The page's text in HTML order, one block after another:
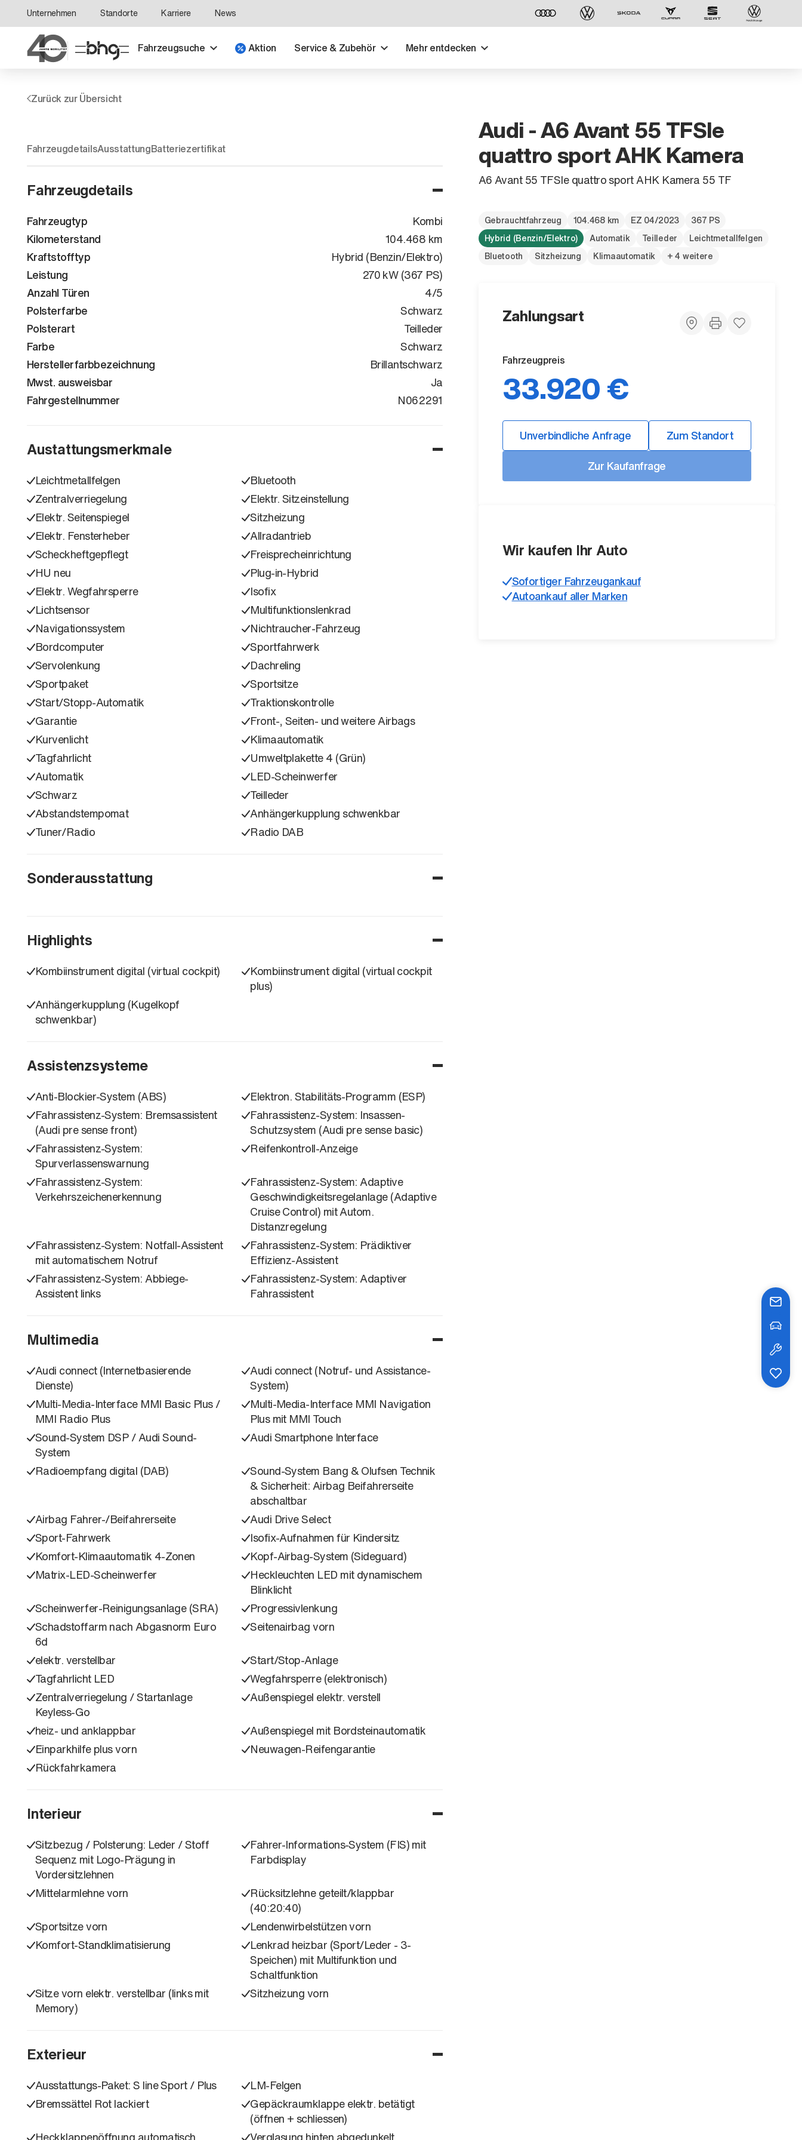
Unternehmen Standorte Karriere News
Fahrzeugsuche Aktion Service & Zubehör Mehr entdecken
Der ID. Polo Day
Am 5. September
Zurück zur Übersicht
FahrzeugdetailsAusstattungBatteriezertifikat
Fahrzeugdetails
Fahrzeugtyp
Kombi
Kilometerstand
104.468 km
Kraftstofftyp
Hybrid (Benzin/Elektro)
Leistung
270 kW (367 PS)
Anzahl Türen
4/5
Polsterfarbe
Schwarz
Polsterart
Teilleder
Farbe
Schwarz
Herstellerfarbbezeichnung
Brillantschwarz
Mwst. ausweisbar
Ja
Fahrgestellnummer
N062291
Austattungsmerkmale
Leichtmetallfelgen
Bluetooth
Zentralverriegelung
Elektr. Sitzeinstellung
Elektr. Seitenspiegel
Sitzheizung
Elektr. Fensterheber
Allradantrieb
Scheckheftgepflegt
Freisprecheinrichtung
HU neu
Plug-in-Hybrid
Elektr. Wegfahrsperre
Isofix
Lichtsensor
Multifunktionslenkrad
Navigationssystem
Nichtraucher-Fahrzeug
Bordcomputer
Sportfahrwerk
Servolenkung
Dachreling
Sportpaket
Sportsitze
Start/Stopp-Automatik
Traktionskontrolle
Garantie
Front-, Seiten- und weitere Airbags
Kurvenlicht
Klimaautomatik
Tagfahrlicht
Umweltplakette 4 (Grün)
Automatik
LED-Scheinwerfer
Schwarz
Teilleder
Abstandstempomat
Anhängerkupplung schwenkbar
Tuner/Radio
Radio DAB
Sonderausstattung
Highlights
Kombiinstrument digital (virtual cockpit)
Kombiinstrument digital (virtual cockpit
plus)
Anhängerkupplung (Kugelkopf
schwenkbar)
Assistenzsysteme
Anti-Blockier-System (ABS)
Elektron. Stabilitäts-Programm (ESP)
Fahrassistenz-System: Bremsassistent
(Audi pre sense front)
Fahrassistenz-System: Insassen-
Schutzsystem (Audi pre sense basic)
Fahrassistenz-System:
Spurverlassenswarnung
Reifenkontroll-Anzeige
Fahrassistenz-System:
Verkehrszeichenerkennung
Fahrassistenz-System: Adaptive
Geschwindigkeitsregelanlage (Adaptive
Cruise Control) mit Autom.
Distanzregelung
Fahrassistenz-System: Notfall-Assistent
mit automatischem Notruf
Fahrassistenz-System: Prädiktiver
Effizienz-Assistent
Fahrassistenz-System: Abbiege-
Assistent links
Fahrassistenz-System: Adaptiver
Fahrassistent
Multimedia
Audi connect (Internetbasierende
Dienste)
Audi connect (Notruf- und Assistance-
System)
Multi-Media-Interface MMI Basic Plus /
MMI Radio Plus
Multi-Media-Interface MMI Navigation
Plus mit MMI Touch
Sound-System DSP / Audi Sound-
System
Audi Smartphone Interface
Radioempfang digital (DAB)
Sound-System Bang & Olufsen Technik
& Sicherheit: Airbag Beifahrerseite
abschaltbar
Airbag Fahrer-/Beifahrerseite
Audi Drive Select
Sport-Fahrwerk
Isofix-Aufnahmen für Kindersitz
Komfort-Klimaautomatik 4-Zonen
Kopf-Airbag-System (Sideguard)
Matrix-LED-Scheinwerfer
Heckleuchten LED mit dynamischem
Blinklicht
Scheinwerfer-Reinigungsanlage (SRA)
Progressivlenkung
Schadstoffarm nach Abgasnorm Euro
6d
Seitenairbag vorn
elektr. verstellbar
Start/Stop-Anlage
Tagfahrlicht LED
Wegfahrsperre (elektronisch)
Zentralverriegelung / Startanlage
Keyless-Go
Außenspiegel elektr. verstell
heiz- und anklappbar
Außenspiegel mit Bordsteinautomatik
Einparkhilfe plus vorn
Neuwagen-Reifengarantie
Rückfahrkamera
Interieur
Sitzbezug / Polsterung: Leder / Stoff
Sequenz mit Logo-Prägung in
Vordersitzlehnen
Fahrer-Informations-System (FIS) mit
Farbdisplay
Mittelarmlehne vorn
Rücksitzlehne geteilt/klappbar
(40:20:40)
Sportsitze vorn
Lendenwirbelstützen vorn
Komfort-Standklimatisierung
Lenkrad heizbar (Sport/Leder - 3-
Speichen) mit Multifunktion und
Schaltfunktion
Sitze vorn elektr. verstellbar (links mit
Memory)
Sitzheizung vorn
Exterieur
Ausstattungs-Paket: S line Sport / Plus
LM-Felgen
Bremssättel Rot lackiert
Gepäckraumklappe elektr. betätigt
(öffnen + schliessen)
Heckklappenöffnung automatisch
Verglasung hinten abgedunkelt
Audi - A6 Avant 55 TFSIe
quattro sport AHK Kamera
A6 Avant 55 TFSIe quattro sport AHK Kamera 55 TF
Gebrauchtfahrzeug 104.468 km EZ 04/2023
367 PS
Hybrid (Benzin/Elektro)
Automatik Teilleder
Leichtmetallfelgen
Bluetooth
Sitzheizung Klimaautomatik + 4 weitere
Zahlungsart
Fahrzeugpreis
33.920 €
Unverbindliche Anfrage
Zum Standort
Zur Kaufanfrage
Wir kaufen Ihr Auto
Sofortiger Fahrzeugankauf
Autoankauf aller Marken